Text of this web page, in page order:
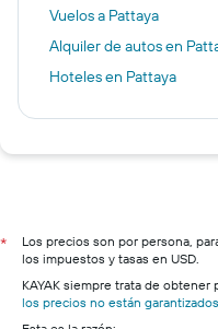
Vuelos a Pattaya
Alquiler de autos en
Hoteles en Pattaya
*
Los precios son por persona,
los impuestos y tasas en USD.
KAYAK siempre trata de
los precios no están garantizados